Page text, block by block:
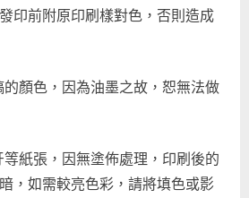
印前附原印刷樣對色，否則造成
顏色，因為油墨之故，恕無法做
紙張，因無塗佈處理，印刷後的
，如需較亮色彩，請將填色或影